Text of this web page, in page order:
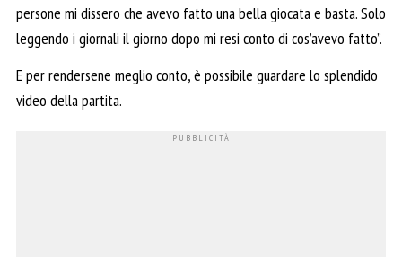
persone mi dissero che avevo fatto una bella giocata e basta. Solo
leggendo i giornali il giorno dopo mi resi conto di cos’avevo fatto”.
E per rendersene meglio conto, è possibile guardare lo splendido
video della partita.